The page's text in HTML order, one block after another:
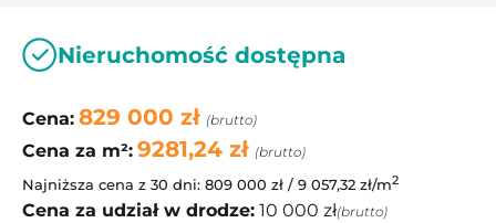
Nieruchomość dostępna
Cena: 829 000 zł (brutto)
Cena za m²: 9281,24 zł (brutto)
Najniższa cena z 30 dni: 809 000 zł / 9 057,32 zł/m2
Cena za udział w drodze: 10 000 zł(brutto)